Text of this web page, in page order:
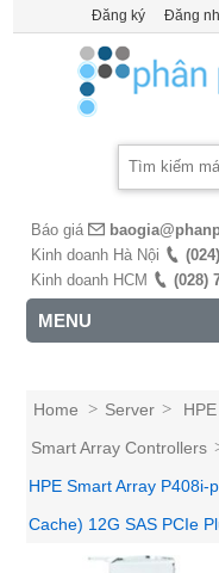
Đăng ký Đăng
Báo giá
Kinh doanh Hà Nội
Kinh doanh HCM
(028)
MENU
Home > Server >
Smart Array Controllers
HPE Smart Array
Cache) 12G SAS PCIe